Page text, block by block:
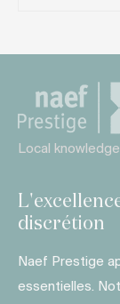
Local
discrétion
Naef Prestige
essentielles.